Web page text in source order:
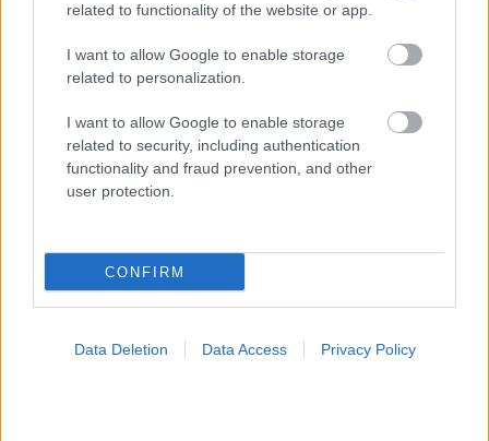
related to functionality of the website or app.
I want to allow Google to enable storage
related to personalization.
I want to allow Google to enable storage
related to security, including authentication
functionality and fraud prevention, and other
user protection.
CONFIRM
Data Deletion Data Access Privacy Policy
Αγαπηδάκη: Εθνική
Παιδικής Παχυσαρκίας